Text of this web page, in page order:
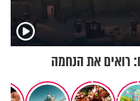
רואים את הנחמה